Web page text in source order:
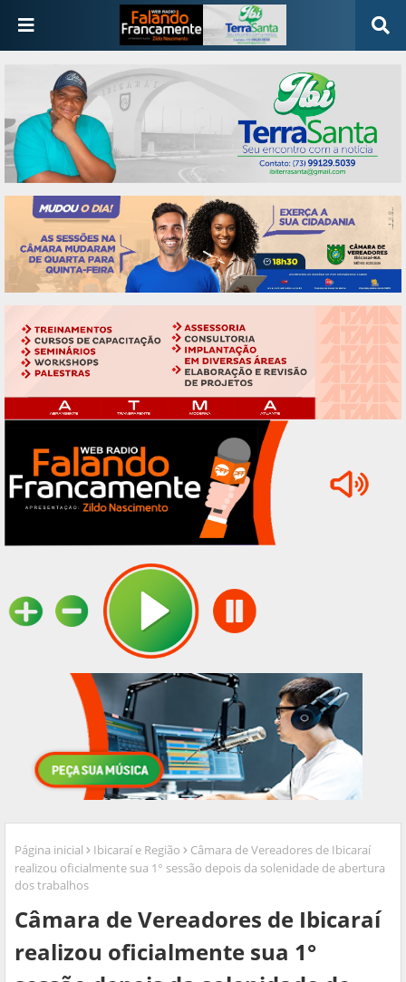
Página inicial Ibicaraí e Região
Câmara de Vereadores de Ibicaraí
realizou oficialmente sua 1° sessão depois da solenidade de abertura
dos trabalhos
Câmara de Vereadores de Ibicaraí
realizou oficialmente sua 1°